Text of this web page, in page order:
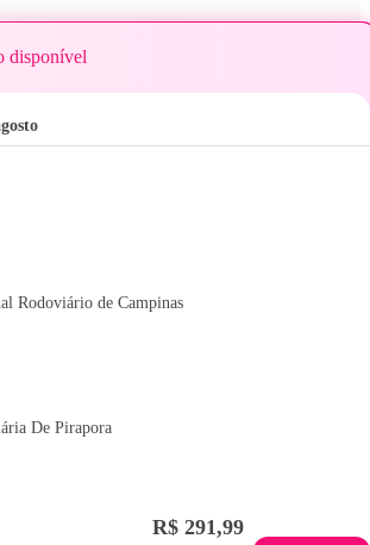
disponível
Rodoviário de Campinas
De Pirapora
R$ 291,99